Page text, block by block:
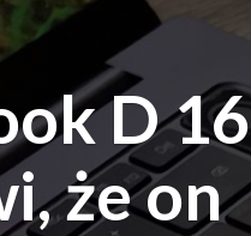
D 16
że on